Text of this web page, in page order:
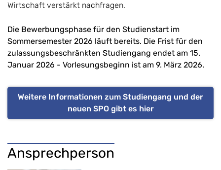
Wirtschaft verstärkt nachfragen.
Die Bewerbungsphase für den Studienstart im
Sommersemester 2026 läuft bereits. Die Frist für den
zulassungsbeschränkten Studiengang endet am 15.
Januar 2026 - Vorlesungsbeginn ist am 9. März 2026.
Weitere Informationen zum Studiengang und der
neuen SPO gibt es hier
Ansprechperson